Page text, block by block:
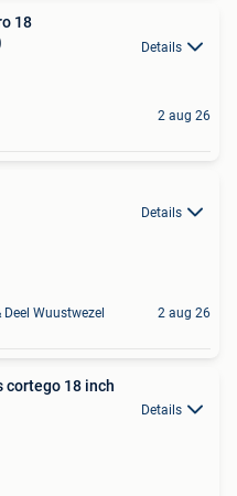
18
Details
2 aug 26
Details
Wuustwezel 2 aug 26
cortego 18 inch
Details